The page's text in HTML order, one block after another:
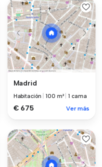
Madrid
Habitación |100 m² |1 cama
€ 675 Ver más